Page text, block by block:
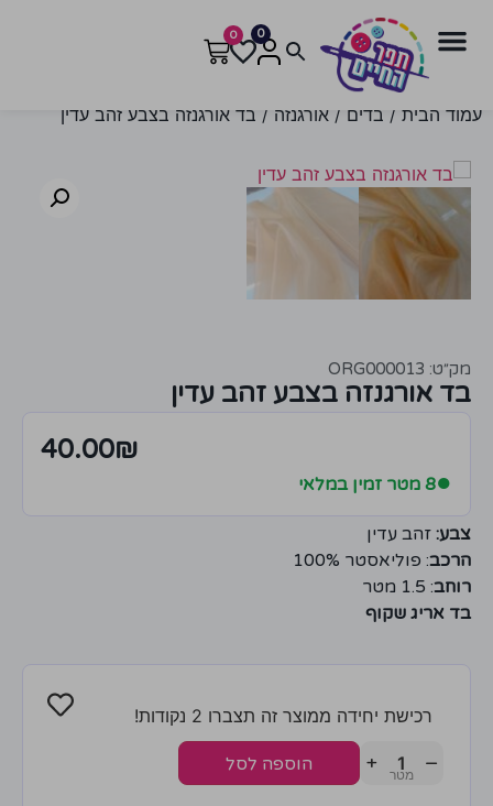
0
0
עמוד הבית / בדים / אורגנזה / בד אורגנזה בצבע זהב עדין
מק״ט: ORG000013
בד אורגנזה בצבע זהב עדין
40.00₪
●8 מטר זמין במלאי
צבע: זהב עדין
הרכב: פוליאסטר 100%
רוחב: 1.5 מטר
בד אריג שקוף
רכישת יחידה ממוצר זה תצברו 2 נקודות!
−
+ הוספה לסל